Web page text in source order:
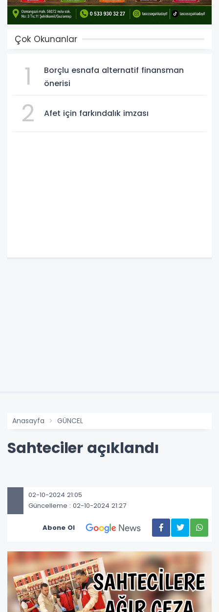
Çok Okunanlar
1
Borçlu esnafa alternatif finansman
önerisi
2 Afet için farkındalık imzası
Anasayfa GÜNCEL
Sahteciler açıklandı
02-10-2024 21:05
Güncelleme : 02-10-2024 21:27
Abone Ol